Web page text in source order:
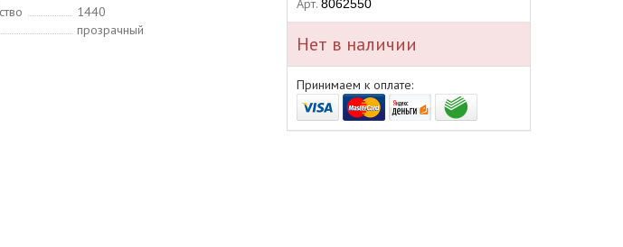
1440
прозрачный
Арт. 8062550
Нет в наличии
Принимаем к оплате: